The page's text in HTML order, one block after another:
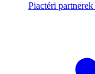
Piactéri partnerek